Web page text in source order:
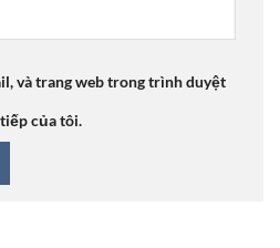
và trang web trong trình duyệt
của tôi.